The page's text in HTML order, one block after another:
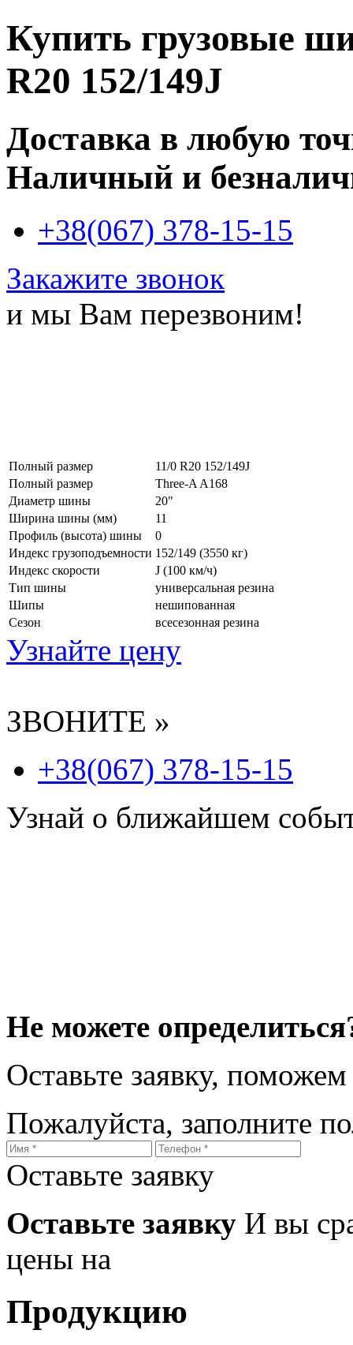
Купить грузовые
R20 152/149J
Доставка в любую
Наличный и
+38(067) 378-15-15
Закажите звонок
и мы Вам перезвоним!
Полный размер
11/0 R20 152/149J
Полный размер
Three-A A168
Диаметр шины
20"
Ширина шины (мм)
11
Профиль (высота) шины
0
Индекс грузоподъемности 152/149 (3550 кг)
Индекс скорости
J (100 км/ч)
Тип шины
универсальная резина
Шипы
нешипованная
Сезон
всесезонная резина
Узнайте цену
ЗВОНИТЕ »
+38(067) 378-15-15
Узнай о ближайшем
Не можете
Оставьте заявку,
Пожалуйста, заполните
Оставьте заявку
Оставьте заявку И вы
цены на
Продукцию